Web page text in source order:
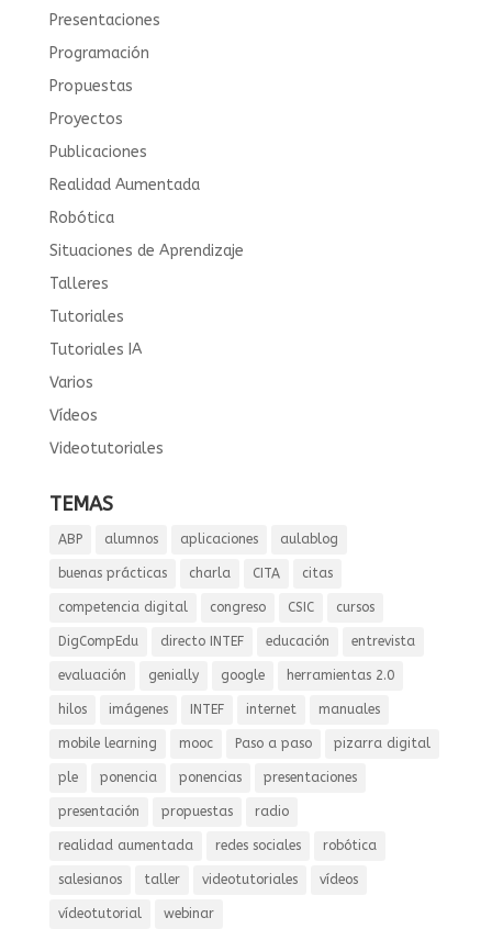
Presentaciones
Programación
Propuestas
Proyectos
Publicaciones
Realidad Aumentada
Robótica
Situaciones de Aprendizaje
Talleres
Tutoriales
Tutoriales IA
Varios
Vídeos
Videotutoriales
TEMAS
ABP alumnos aplicaciones aulablog
buenas prácticas charla CITA citas
competencia digital congreso CSIC cursos
DigCompEdu directo INTEF educación entrevista
evaluación genially google herramientas 2.0
hilos imágenes INTEF internet manuales
mobile learning mooc Paso a paso pizarra digital
ple ponencia ponencias presentaciones
presentación propuestas radio
realidad aumentada redes sociales robótica
salesianos taller videotutoriales vídeos
vídeotutorial webinar